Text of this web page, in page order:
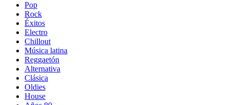
Pop
Rock
Éxitos
Electro
Chillout
Música latina
Reggaetón
Alternativa
Clásica
Oldies
House